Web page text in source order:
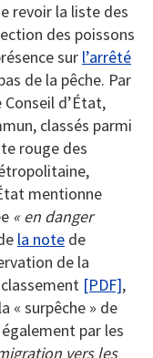
revoir la liste des
des poissons
sur l’arrêté
de la pêche. Par
d’État,
classés parmi
rouge des
mentionne
« en danger
la note de
de la
[PDF],
« surpêche » de
par les
vers les